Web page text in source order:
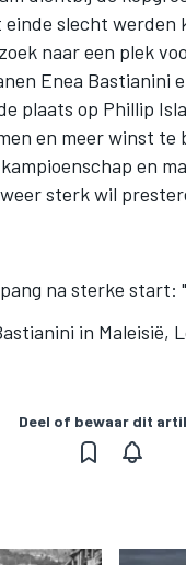
slecht werden
naar een plek
Enea Bastianini
plaats op Phillip
en meer winst
en
sterk wil
na sterke start:
in Maleisië,
Deel of bewaar dit